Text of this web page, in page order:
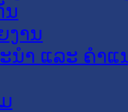
ນ
ງານ
ນໍາ ແລະ ຄໍາແ